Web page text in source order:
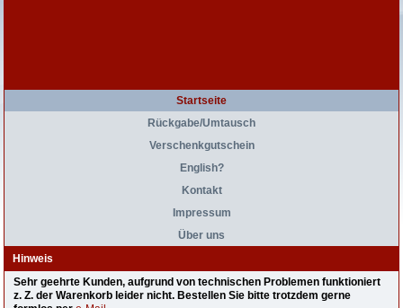
Startseite
Rückgabe/Umtausch
Verschenkgutschein
English?
Kontakt
Impressum
Über uns
Hinweis
Sehr geehrte Kunden, aufgrund von technischen Problemen funktioniert
z. Z. der Warenkorb leider nicht. Bestellen Sie bitte trotzdem gerne